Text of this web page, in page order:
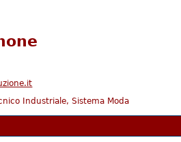
Industriale, Sistema Moda